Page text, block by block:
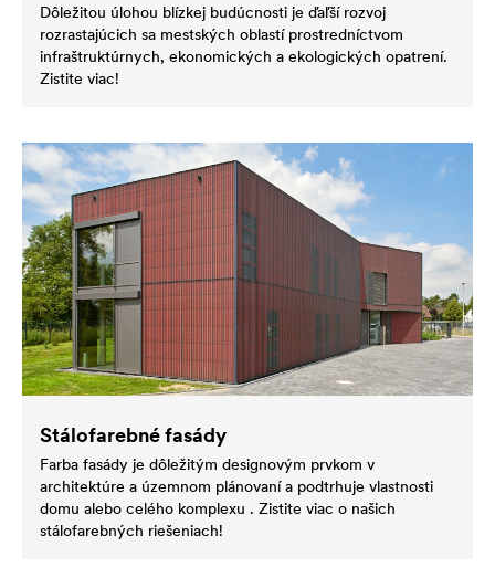
Dôležitou úlohou blízkej budúcnosti je ďaľší rozvoj
rozrastajúcich sa mestských oblastí prostredníctvom
infraštruktúrnych, ekonomických a ekologických opatrení.
Zistite viac!
Stálofarebné fasády
Farba fasády je dôležitým designovým prvkom v
architektúre a územnom plánovaní a podtrhuje vlastnosti
domu alebo celého komplexu . Zistite viac o našich
stálofarebných riešeniach!